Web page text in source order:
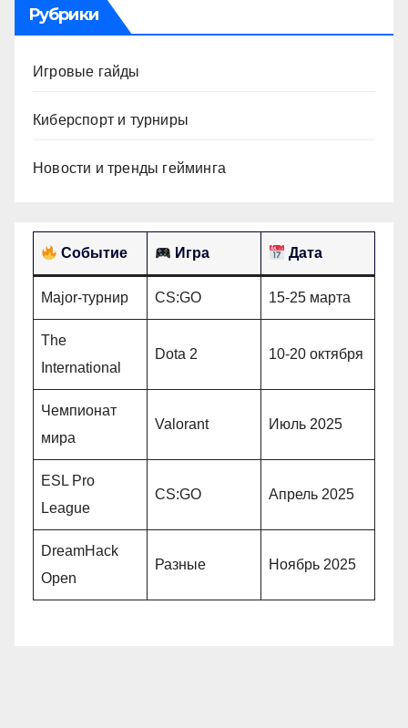
Рубрики
Игровые гайды
Киберспорт и турниры
Новости и тренды гейминга
Событие Игра Дата
Major-турнир CS:GO 15-25 марта
The
International
Dota 2 10-20 октября
Чемпионат
мира
Valorant Июль 2025
ESL Pro
League
CS:GO Апрель 2025
DreamHack
Open
Разные Ноябрь 2025